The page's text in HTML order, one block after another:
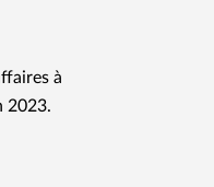
à
2023.